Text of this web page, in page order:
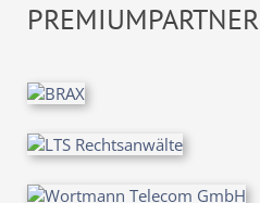
PREMIUMPARTNER